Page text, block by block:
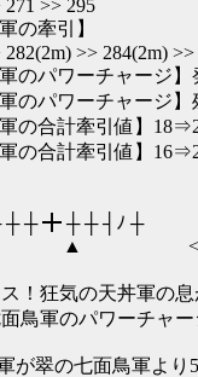
271 >> 295
の牽引】
>> 284(2m)
軍のパワーチャージ
のパワーチャージ
軍の合計牽引値】
軍の合計牽引値】
╋ ┼ ┼ ┤ﾉ ┼
▲ <
！狂気の天丼軍の
鳥軍のパワーチャ
が翠の七面鳥軍より